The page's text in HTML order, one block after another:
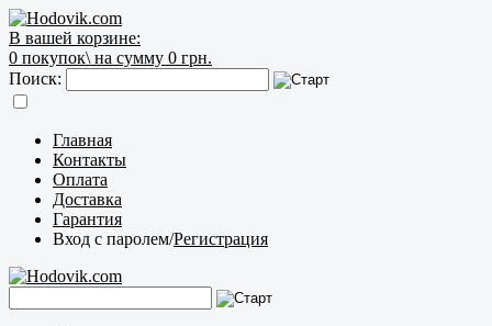
В вашей корзине:
0 покупок\ на сумму 0 грн.
Поиск:
Главная
Контакты
Оплата
Доставка
Гарантия
Вход с паролем/Регистрация